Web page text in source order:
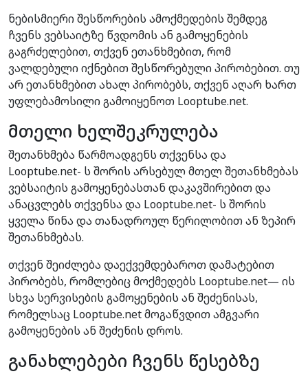
ნებისმიერი შესწორების ამოქმედების შემდეგ
ჩვენს ვებსაიტზე წვდომის ან გამოყენების
გაგრძელებით, თქვენ ეთანხმებით, რომ
ვალდებული იქნებით შესწორებული პირობებით. თუ
არ ეთანხმებით ახალ პირობებს, თქვენ აღარ ხართ
უფლებამოსილი გამოიყენოთ Looptube.net.
მთელი ხელშეკრულება
შეთანხმება წარმოადგენს თქვენსა და
Looptube.net- ს შორის არსებულ მთელ შეთანხმებას
ვებსაიტის გამოყენებასთან დაკავშირებით და
ანაცვლებს თქვენსა და Looptube.net- ს შორის
ყველა წინა და თანადროულ წერილობით ან ზეპირ
შეთანხმებას.
თქვენ შეიძლება დაექვემდებაროთ დამატებით
პირობებს, რომლებიც მოქმედებს Looptube.net— ის
სხვა სერვისების გამოყენების ან შეძენისას,
რომელსაც Looptube.net მოგაწვდით ამგვარი
გამოყენების ან შეძენის დროს.
განახლებები ჩვენს წესებზე